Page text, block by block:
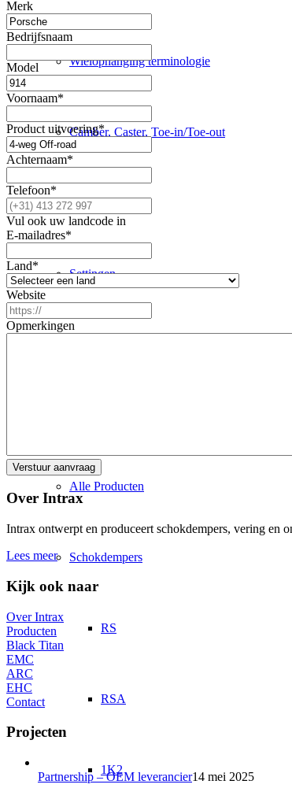
Wielophanging terminologie
Camber, Caster, Toe-in/Toe-out
Handleidingen
Settingen
Alle Producten
Schokdempers
RS
RSA
1K2
Merk
Bedrijfsnaam
Model
Voornaam*
Product uitvoering*
Achternaam*
Telefoon*
Vul ook uw landcode in
E-mailadres*
Land*
Website
Opmerkingen
Over Intrax
Intrax ontwerpt en produceert schokdempers, vering en
Lees meer
Kijk ook naar
Over Intrax
Producten
Black Titan
EMC
ARC
EHC
Contact
Projecten
Partnership – OEM leverancier14 mei 2025